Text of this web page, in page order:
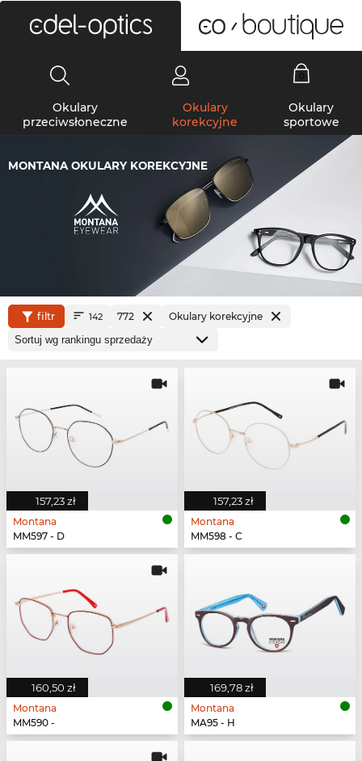
Okulary
przeciwsłoneczne
Okulary
korekcyjne
Okulary
sportowe
MONTANA OKULARY KOREKCYJNE
filtr 142 772 Okulary korekcyjne
157,23 zł
Montana
MM597 - D
157,23 zł
Montana
MM598 - C
160,50 zł
Montana
MM590 -
169,78 zł
Montana
MA95 - H